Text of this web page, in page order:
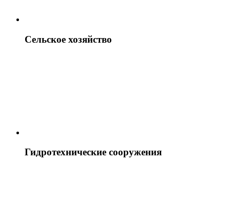
Сельское хозяйство
Гидротехнические сооружения